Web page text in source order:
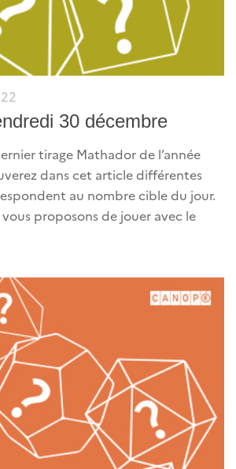
30 décembre
tirage Mathador de l’année
dans cet article différentes
au nombre cible du jour.
proposons de jouer avec le